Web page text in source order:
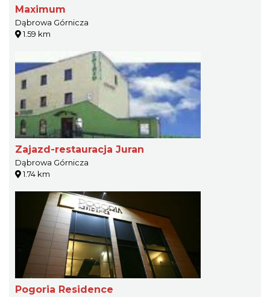
Maximum
Dąbrowa Górnicza
1.59 km
Zajazd-restauracja Juran
Dąbrowa Górnicza
1.74 km
Pogoria Residence